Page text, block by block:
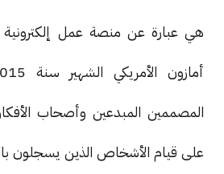
هي عبارة عن منصة عمل إلكترونية
المصممين المبدعين وأصحاب
على قيام الأشخاص الذين يسجلون